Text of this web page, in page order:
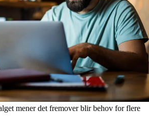
mener det fremover blir behov for flere